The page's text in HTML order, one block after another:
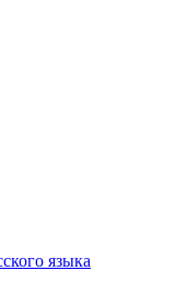
языка